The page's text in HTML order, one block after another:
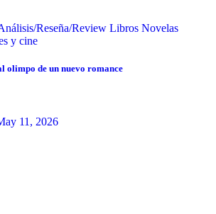
Reseña/Review Libros Novelas
y cine
olimpo de un nuevo romance
11, 2026